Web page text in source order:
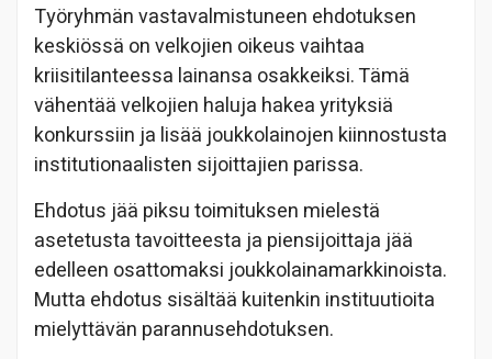
Työryhmän vastavalmistuneen ehdotuksen
keskiössä on velkojien oikeus vaihtaa
kriisitilanteessa lainansa osakkeiksi. Tämä
vähentää velkojien haluja hakea yrityksiä
konkurssiin ja lisää joukkolainojen kiinnostusta
institutionaalisten sijoittajien parissa.
Ehdotus jää piksu toimituksen mielestä
asetetusta tavoitteesta ja piensijoittaja jää
edelleen osattomaksi joukkolainamarkkinoista.
Mutta ehdotus sisältää kuitenkin instituutioita
mielyttävän parannusehdotuksen.